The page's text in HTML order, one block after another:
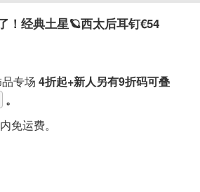
！经典土星🪐西太后耳钉€54
专场 4折起+新人另有9折码可叠
。
免运费。